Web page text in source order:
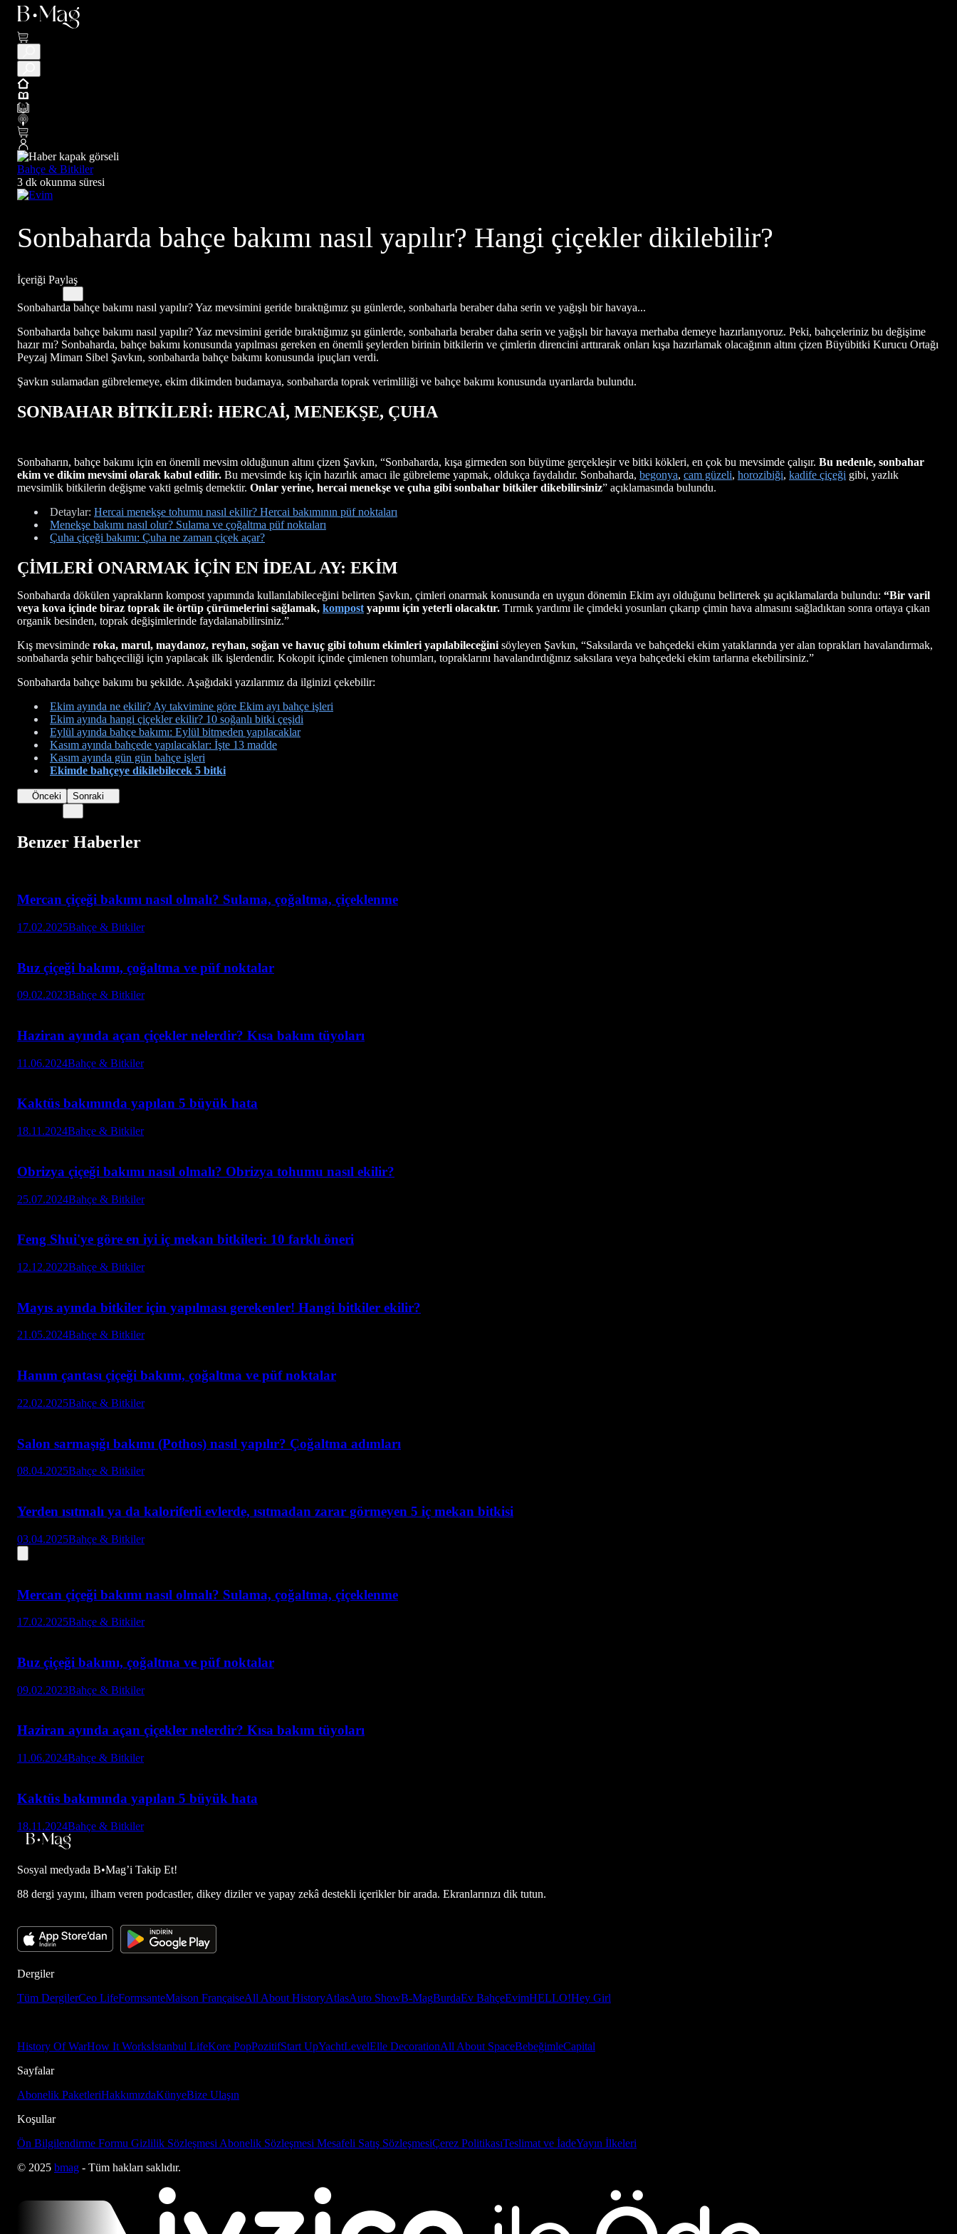
Bahçe & Bitkiler
3 dk okunma süresi
Sonbaharda bahçe bakımı nasıl yapılır? Hangi çiçekler dikilebilir?
İçeriği Paylaş
Sonbaharda bahçe bakımı nasıl yapılır? Yaz mevsimini geride bıraktığımız şu günlerde, sonbaharla beraber daha serin ve yağışlı bir havaya...
Sonbaharda bahçe bakımı nasıl yapılır? Yaz mevsimini geride bıraktığımız şu günlerde, sonbaharla beraber daha serin ve yağışlı bir havaya merhaba demeye hazırlanıyoruz. Peki, bahçeleriniz bu değişime
hazır mı? Sonbaharda, bahçe bakımı konusunda yapılması gereken en önemli şeylerden birinin bitkilerin ve çimlerin direncini arttırarak onları kışa hazırlamak olacağının altını çizen Büyübitki Kurucu Ortağı
Peyzaj Mimarı Sibel Şavkın, sonbaharda bahçe bakımı konusunda ipuçları verdi.
Şavkın sulamadan gübrelemeye, ekim dikimden budamaya, sonbaharda toprak verimliliği ve bahçe bakımı konusunda uyarılarda bulundu.
SONBAHAR BİTKİLERİ: HERCAİ, MENEKŞE, ÇUHA
Sonbaharın, bahçe bakımı için en önemli mevsim olduğunun altını çizen Şavkın, “Sonbaharda, kışa girmeden son büyüme gerçekleşir ve bitki kökleri, en çok bu mevsimde çalışır. Bu nedenle, sonbahar
ekim ve dikim mevsimi olarak kabul edilir. Bu mevsimde kış için hazırlık amacı ile gübreleme yapmak, oldukça faydalıdır. Sonbaharda, begonya, cam güzeli, horozibiği, kadife çiçeği gibi, yazlık
mevsimlik bitkilerin değişme vakti gelmiş demektir. Onlar yerine, hercai menekşe ve çuha gibi sonbahar bitkiler dikebilirsiniz” açıklamasında bulundu.
Detaylar: Hercai menekşe tohumu nasıl ekilir? Hercai bakımının püf noktaları
Menekşe bakımı nasıl olur? Sulama ve çoğaltma püf noktaları
Çuha çiçeği bakımı: Çuha ne zaman çiçek açar?
ÇİMLERİ ONARMAK İÇİN EN İDEAL AY: EKİM
Sonbaharda dökülen yaprakların kompost yapımında kullanılabileceğini belirten Şavkın, çimleri onarmak konusunda en uygun dönemin Ekim ayı olduğunu belirterek şu açıklamalarda bulundu: “Bir varil
veya kova içinde biraz toprak ile örtüp çürümelerini sağlamak, kompost yapımı için yeterli olacaktır. Tırmık yardımı ile çimdeki yosunları çıkarıp çimin hava almasını sağladıktan sonra ortaya çıkan
organik besinden, toprak değişimlerinde faydalanabilirsiniz.”
Kış mevsiminde roka, marul, maydanoz, reyhan, soğan ve havuç gibi tohum ekimleri yapılabileceğini söyleyen Şavkın, “Saksılarda ve bahçedeki ekim yataklarında yer alan toprakları havalandırmak,
sonbaharda şehir bahçeciliği için yapılacak ilk işlerdendir. Kokopit içinde çimlenen tohumları, topraklarını havalandırdığınız saksılara veya bahçedeki ekim tarlarına ekebilirsiniz.”
Sonbaharda bahçe bakımı bu şekilde. Aşağıdaki yazılarımız da ilginizi çekebilir:
Ekim ayında ne ekilir? Ay takvimine göre Ekim ayı bahçe işleri
Ekim ayında hangi çiçekler ekilir? 10 soğanlı bitki çeşidi
Eylül ayında bahçe bakımı: Eylül bitmeden yapılacaklar
Kasım ayında bahçede yapılacaklar: İşte 13 madde
Kasım ayında gün gün bahçe işleri
Ekimde bahçeye dikilebilecek 5 bitki
Önceki Sonraki
Benzer Haberler
Mercan çiçeği bakımı nasıl olmalı? Sulama, çoğaltma, çiçeklenme
17.02.2025Bahçe & Bitkiler
Buz çiçeği bakımı, çoğaltma ve püf noktalar
09.02.2023Bahçe & Bitkiler
Haziran ayında açan çiçekler nelerdir? Kısa bakım tüyoları
11.06.2024Bahçe & Bitkiler
Kaktüs bakımında yapılan 5 büyük hata
18.11.2024Bahçe & Bitkiler
Obrizya çiçeği bakımı nasıl olmalı? Obrizya tohumu nasıl ekilir?
25.07.2024Bahçe & Bitkiler
Feng Shui'ye göre en iyi iç mekan bitkileri: 10 farklı öneri
12.12.2022Bahçe & Bitkiler
Mayıs ayında bitkiler için yapılması gerekenler! Hangi bitkiler ekilir?
21.05.2024Bahçe & Bitkiler
Hanım çantası çiçeği bakımı, çoğaltma ve püf noktalar
22.02.2025Bahçe & Bitkiler
Salon sarmaşığı bakımı (Pothos) nasıl yapılır? Çoğaltma adımları
08.04.2025Bahçe & Bitkiler
Yerden ısıtmalı ya da kaloriferli evlerde, ısıtmadan zarar görmeyen 5 iç mekan bitkisi
03.04.2025Bahçe & Bitkiler
Mercan çiçeği bakımı nasıl olmalı? Sulama, çoğaltma, çiçeklenme
17.02.2025Bahçe & Bitkiler
Buz çiçeği bakımı, çoğaltma ve püf noktalar
09.02.2023Bahçe & Bitkiler
Haziran ayında açan çiçekler nelerdir? Kısa bakım tüyoları
11.06.2024Bahçe & Bitkiler
Kaktüs bakımında yapılan 5 büyük hata
18.11.2024Bahçe & Bitkiler
Sosyal medyada B•Mag’i Takip Et!
88 dergi yayını, ilham veren podcastler, dikey diziler ve yapay zekâ destekli içerikler bir arada. Ekranlarınızı dik tutun.
Dergiler
Tüm DergilerCeo LifeFormsanteMaison FrançaiseAll About HistoryAtlasAuto ShowB-MagBurdaEv BahçeEvimHELLO!Hey Girl
History Of WarHow It Worksİstanbul LifeKore PopPozitifStart UpYachtLevelElle DecorationAll About SpaceBebeğimleCapital
Sayfalar
Abonelik PaketleriHakkımızdaKünyeBize Ulaşın
Koşullar
Ön Bilgilendirme Formu Gizlilik Sözleşmesi Abonelik Sözleşmesi Mesafeli Satış SözleşmesiÇerez PolitikasıTeslimat ve İadeYayın İlkeleri
© 2025 bmag - Tüm hakları saklıdır.